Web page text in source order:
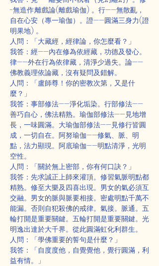
-無造作,離戲論(離戲瑜伽) 。行——無散亂，
自在心安（專一瑜伽）。證——圓滿三身力(證
明果地) 。
人問：「大藏經，經律論，你怎麼看？」
我答：經——內在修為依經藏，功德及發心。
律——外在行為依律藏，清淨少過失。論——
佛教義理依論藏，沒有疑問及錯解。
人問：「盧師尊！你的密教次第，又是什
麼？」
我答：事部修法——淨化垢染。行部修法——
善巧自心，佛法精熟。瑜伽部修法——見地增
長，一味圓滿。大瑜伽部修法——見修行皆圓
成，一切自在。阿努瑜伽——修氣、脈、明
點，法力顯現。阿底瑜伽——明點清淨，光明
空性。
人問：「關於無上密部，你有何口訣？」
我答：先求誠正上師來灌頂。修習氣脈明點都
精熟。修至大樂及四喜出現。男女的氣必須互
交融。男女的脈與脈要相接。密處明點千萬不
能漏。否則自犯殺佛的戒律。氣接。脈通。五
輪打開是重要關鍵。五輪打開是重要關鍵。光
明逸出達於大千界。從此圓滿虹化利群生。
人問：「學佛重要的誓句是什麼？」
我答：「自度度他，自覺覺他，覺行圓滿，利
益有情。」